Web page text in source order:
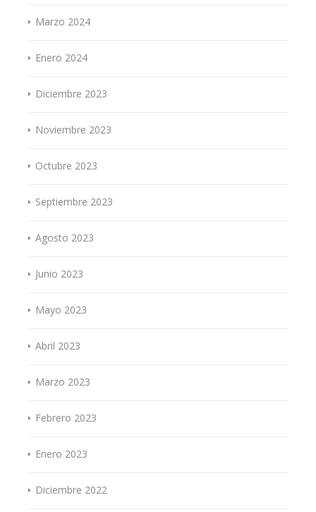
Marzo 2024
Enero 2024
Diciembre 2023
Noviembre 2023
Octubre 2023
Septiembre 2023
Agosto 2023
Junio 2023
Mayo 2023
Abril 2023
Marzo 2023
Febrero 2023
Enero 2023
Diciembre 2022